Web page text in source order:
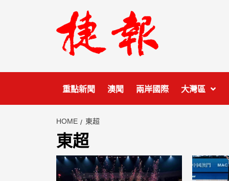
重點新聞 澳聞 兩岸國際 大灣區
HOME 東超
東超